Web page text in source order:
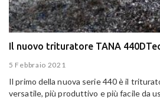
Il nuovo trituratore TANA
5 Febbraio 2021
Il primo della nuova serie 440 è il
versatile, più produttivo e più facile da